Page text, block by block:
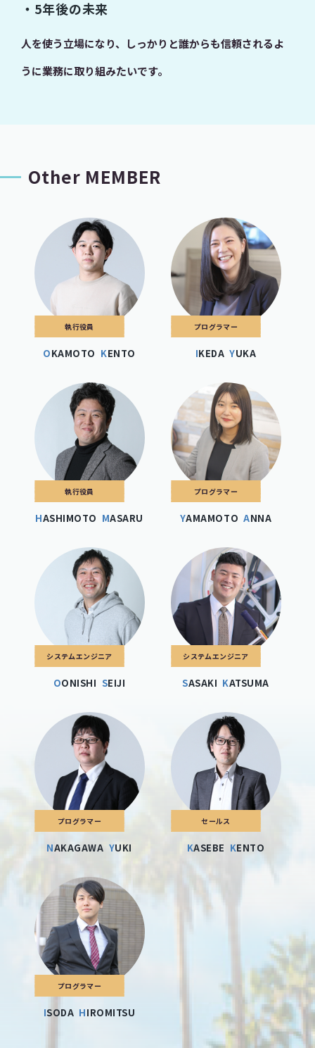
・5年後の未来
人を使う立場になり、しっかりと誰からも信頼されるよ
うに業務に取り組みたいです。
Other MEMBER
執行役員
OKAMOTO KENTO
プログラマー
IKEDA YUKA
執行役員
HASHIMOTO MASARU
プログラマー
YAMAMOTO ANNA
システムエンジニア
OONISHI SEIJI
システムエンジニア
SASAKI KATSUMA
プログラマー
NAKAGAWA YUKI
セールス
KASEBE KENTO
プログラマー
ISODA HIROMITSU